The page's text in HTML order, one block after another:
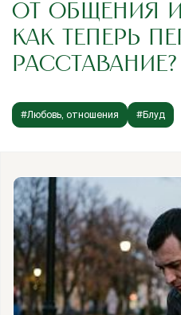
ОТ ОБЩЕНИЯ
КАК ТЕПЕРЬ
#Любовь, отношения #Блуд